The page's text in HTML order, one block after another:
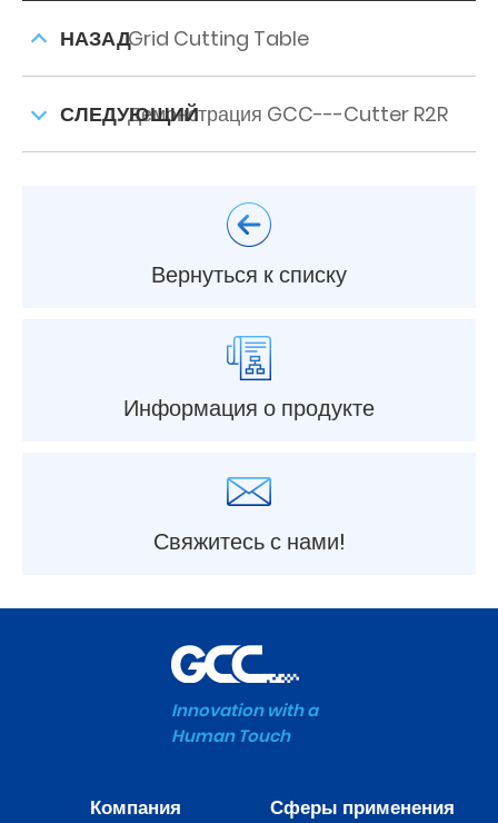
НАЗАДGrid Cutting Table
СЛЕДУЮЩИЙДемонстрация GCC---Cutter R2R
Вернуться к списку
Информация о продукте
Свяжитесь с нами!
Innovation with a
Human Touch
Компания Сферы применения